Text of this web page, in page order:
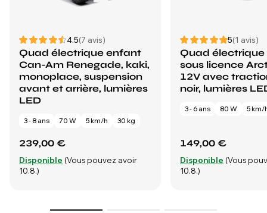
4.5(7 avis)
Quad électrique enfant
Can-Am Renegade, kaki,
monoplace, suspension
avant et arrière, lumières
LED
3 - 8 ans 70 W 5 km/h 30 kg
239,00 €
Disponible (Vous pouvez avoir
10.8.)
5(1 avis)
Quad
sous licence
12V avec
noir, lumières
3 - 6 ans 80 W 5 km/
149,00 €
Disponible (Vous
10.8.)